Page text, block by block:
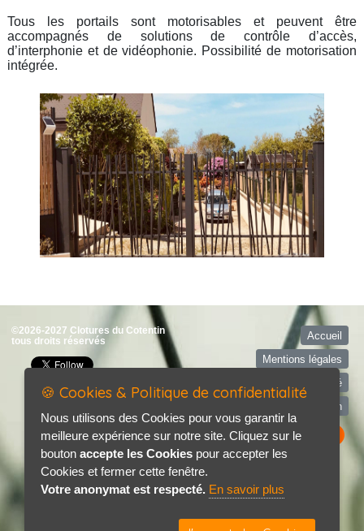
Tous les portails sont motorisables et peuvent être
accompagnés de solutions de contrôle d’accès,
d’interphonie et de vidéophonie. Possibilité de motorisation
intégrée.
©2026-2027 Clotures du Cotentin
tous droits réservés
Accueil
Mentions légales
Politique de confidentialité
Contact / Plan
🍪 Cookies & Politique de confidentialité
Nous utilisons des Cookies pour vous garantir la
meilleure expérience sur notre site. Cliquez sur le
bouton accepte les Cookies pour accepter les
Cookies et fermer cette fenêtre.
Votre anonymat est respecté. En savoir plus